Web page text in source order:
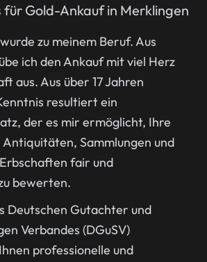
Gold-Ankauf in Merklingen
zu meinem Beruf. Aus
ich den Ankauf mit viel Herz
aus. Aus über 17 Jahren
resultiert ein
der es mir ermöglicht, Ihre
Sammlungen und
fair und
bewerten.
Deutschen Gutachter und
Verbandes (DGuSV)
professionelle und